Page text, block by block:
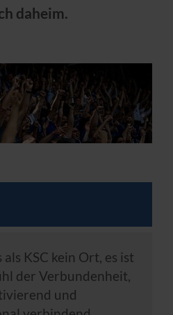
daheim.
KSC kein Ort, es ist
der Verbundenheit,
und